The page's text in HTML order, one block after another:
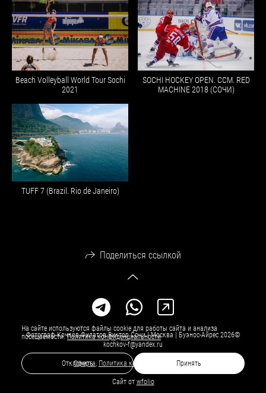
Beach Volleyball World Tour Sochi
2021
SOCHI HOCKEY OPEN. CCM. RED
MACHINE 2018 (СОЧИ)
TUFF 7 (Brazil. Rio de Janeiro)
Поделиться ссылкой
Фотограф Кочков-Филатов Виктор Сочи | Москва | Буэнос-Айрес 2026©
kochkov-f@yandex.ru
Оферта Политика конфиденциальности
Сайт от wfolio
На сайте используются файлы cookie для работы сайта и анализа
посещаемости.Политика конфиденциальности
Отклонить Принять